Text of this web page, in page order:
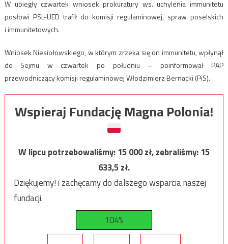
W ubiegły czwartek wniosek prokuratury ws. uchylenia immunitetu
posłowi PSL-UED trafił do komisji regulaminowej, spraw poselskich
i immunitetowych.
Wniosek Niesiołowskiego, w którym zrzeka się on immunitetu, wpłynął
do Sejmu w czwartek po południu – poinformował PAP
przewodniczący komisji regulaminowej Włodzimierz Bernacki (PiS).
Wspieraj Fundację Magna Polonia!
W lipcu potrzebowaliśmy:15 000zł, zebraliśmy:15
633,5zł.
Dziękujemy! i zachęcamy do dalszego wsparcia naszej
fundacji.
104%